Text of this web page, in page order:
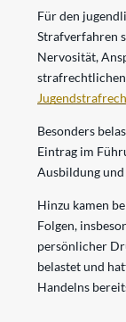
Für den
Strafverfahren
Nervosität,
strafrechtlichen
Besonders
Eintrag im
Ausbildung
Hinzu kamen
Folgen,
persönlicher
belastet und
Handelns